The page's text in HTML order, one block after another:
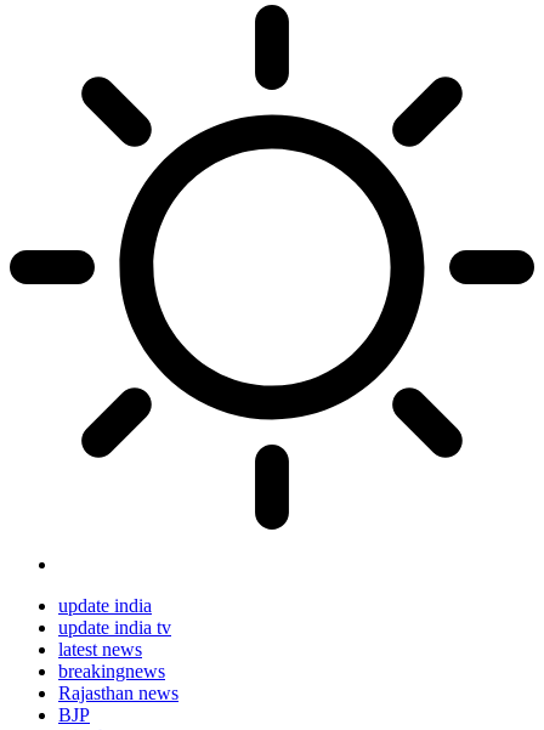
update india
update india tv
latest news
breakingnews
Rajasthan news
BJP